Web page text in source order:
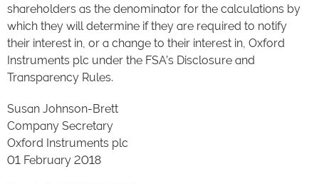
shareholders as the denominator for the calculations by
which they will determine if they are required to notify
their interest in, or a change to their interest in, Oxford
Instruments plc under the FSA’s Disclosure and
Transparency Rules.
Susan Johnson-Brett
Company Secretary
Oxford Instruments plc
01 February 2018